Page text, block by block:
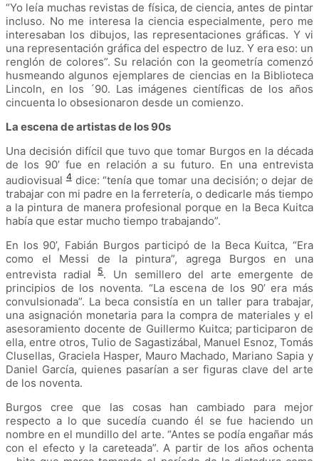
“Yo leía muchas revistas de física, de ciencia, antes de pintar
incluso. No me interesa la ciencia especialmente, pero me
interesaban los dibujos, las representaciones gráficas. Y vi
una representación gráfica del espectro de luz. Y era eso: un
renglón de colores”. Su relación con la geometría comenzó
husmeando algunos ejemplares de ciencias en la Biblioteca
Lincoln, en los ´90. Las imágenes científicas de los años
cincuenta lo obsesionaron desde un comienzo.
La escena de artistas de los 90s
Una decisión difícil que tuvo que tomar Burgos en la década
de los 90’ fue en relación a su futuro. En una entrevista
audiovisual4 dice: “tenía que tomar una decisión; o dejar de
trabajar con mi padre en la ferretería, o dedicarle más tiempo
a la pintura de manera profesional porque en la Beca Kuitca
había que estar mucho tiempo trabajando”.
En los 90’, Fabián Burgos participó de la Beca Kuitca, “Era
como el Messi de la pintura”, agrega Burgos en una
entrevista radial5. Un semillero del arte emergente de
principios de los noventa. “La escena de los 90’ era más
convulsionada”. La beca consistía en un taller para trabajar,
una asignación monetaria para la compra de materiales y el
asesoramiento docente de Guillermo Kuitca; participaron de
ella, entre otros, Tulio de Sagastizábal, Manuel Esnoz, Tomás
Clusellas, Graciela Hasper, Mauro Machado, Mariano Sapia y
Daniel García, quienes pasarían a ser figuras clave del arte
de los noventa.
Burgos cree que las cosas han cambiado para mejor
respecto a lo que sucedía cuando él se fue haciendo un
nombre en el mundillo del arte. “Antes se podía engañar más
con el efecto y la careteada”. A partir de los años ochenta